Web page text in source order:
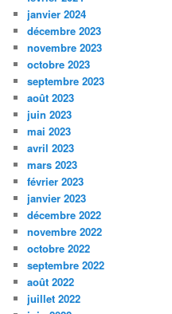
janvier 2024
décembre 2023
novembre 2023
octobre 2023
septembre 2023
août 2023
juin 2023
mai 2023
avril 2023
mars 2023
février 2023
janvier 2023
décembre 2022
novembre 2022
octobre 2022
septembre 2022
août 2022
juillet 2022